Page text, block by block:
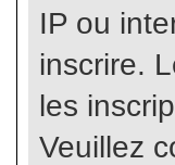
IP ou
inscrire.
les
Veuillez